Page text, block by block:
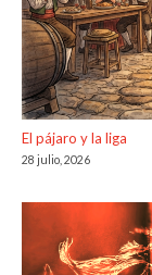
El pájaro y la liga
28 julio, 2026